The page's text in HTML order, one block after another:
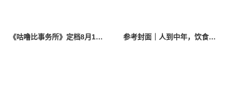
《咕噜比事务所》定档8月10日 聚焦儿童情绪教育助力健康成长 参考封面｜人到中年，饮食该如何调整？